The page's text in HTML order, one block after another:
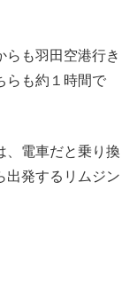
らも羽田空港行き
らも約１時間で
、電車だと乗り換
出発するリムジン